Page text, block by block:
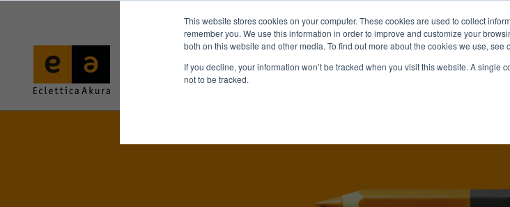
This website stores cookies on your computer. These cookies are used to collect
remember you. We use this information in order to improve and customize your
both on this website and other media. To find out more about the cookies we use, see
If you decline, your information won’t be tracked when you visit this website. A
not to be tracked.